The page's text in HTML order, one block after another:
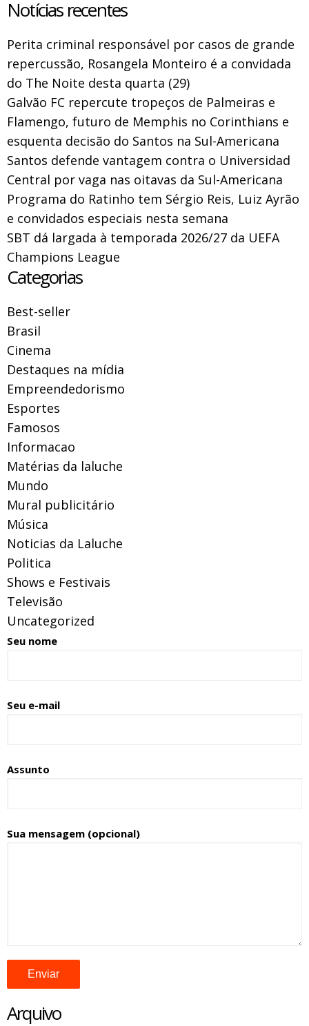
Notícias recentes
Perita criminal responsável por casos de grande
repercussão, Rosangela Monteiro é a convidada
do The Noite desta quarta (29)
Galvão FC repercute tropeços de Palmeiras e
Flamengo, futuro de Memphis no Corinthians e
esquenta decisão do Santos na Sul-Americana
Santos defende vantagem contra o Universidad
Central por vaga nas oitavas da Sul-Americana
Programa do Ratinho tem Sérgio Reis, Luiz Ayrão
e convidados especiais nesta semana
SBT dá largada à temporada 2026/27 da UEFA
Champions League
Categorias
Best-seller
Brasil
Cinema
Destaques na mídia
Empreendedorismo
Esportes
Famosos
Informacao
Matérias da laluche
Mundo
Mural publicitário
Música
Noticias da Laluche
Politica
Shows e Festivais
Televisão
Uncategorized
Seu nome
Seu e-mail
Assunto
Sua mensagem (opcional)
Arquivo